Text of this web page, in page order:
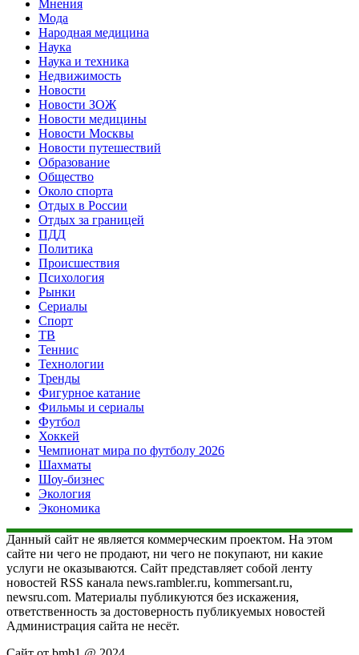
Мнения
Мода
Народная медицина
Наука
Наука и техника
Недвижимость
Новости
Новости ЗОЖ
Новости медицины
Новости Москвы
Новости путешествий
Образование
Общество
Около спорта
Отдых в России
Отдых за границей
ПДД
Политика
Происшествия
Психология
Рынки
Сериалы
Спорт
ТВ
Теннис
Технологии
Тренды
Фигурное катание
Фильмы и сериалы
Футбол
Хоккей
Чемпионат мира по футболу 2026
Шахматы
Шоу-бизнес
Экология
Экономика
Данный сайт не является коммерческим проектом. На этом
сайте ни чего не продают, ни чего не покупают, ни какие
услуги не оказываются. Сайт представляет собой ленту
новостей RSS канала news.rambler.ru, kommersant.ru,
newsru.com. Материалы публикуются без искажения,
ответственность за достоверность публикуемых новостей
Администрация сайта не несёт.